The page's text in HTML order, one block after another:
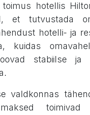
hotellis
et tutvustada
hotelli- ja
kuidas
stabiilse ja
valdkonnas
toimivad